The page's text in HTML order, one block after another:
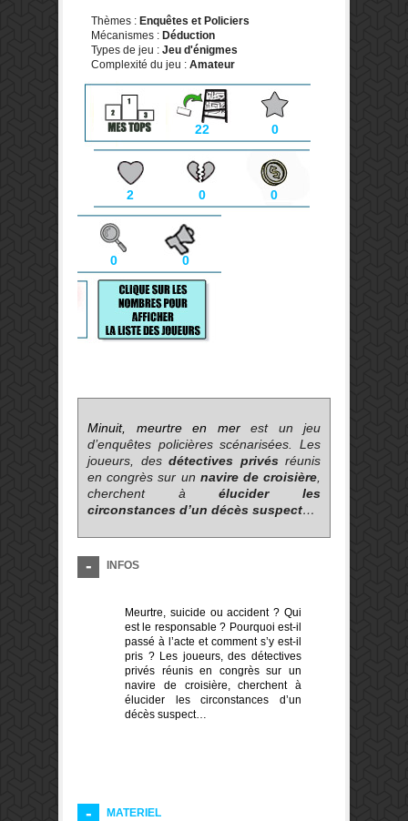
Thèmes : Enquêtes et Policiers
Mécanismes : Déduction
Types de jeu : Jeu d'énigmes
Complexité du jeu : Amateur
22 0
2 0 0
0 0
Minuit, meurtre en mer est un jeu
d’enquêtes policières scénarisées. Les
joueurs, des détectives privésréunis
en congrès sur un navire de croisière,
cherchent àélucider les
circonstances d’un décès suspect…
INFOS
Meurtre, suicide ou accident ? Qui
est le responsable ? Pourquoi est-il
passé à l’acte et comment s’y est-il
pris ? Les joueurs, des détectives
privés réunis en congrès sur un
navire de croisière, cherchent à
élucider les circonstances d’un
décès suspect…
MATERIEL